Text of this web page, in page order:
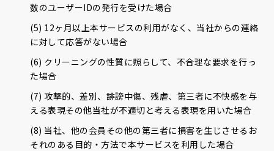
数のユーザーIDの発行を受けた場合
(5) 12ヶ月以上本サービスの利用がなく、当社からの連絡
に対して応答がない場合
(6) クリーニングの性質に照らして、不合理な要求を行っ
た場合
(7) 攻撃的、差別、誹謗中傷、残虐、第三者に不快感を与
える表現その他当社が不適切と考える表現を用いた場合
(8) 当社、他の会員その他の第三者に損害を生じさせるお
それのある目的・方法で本サービスを利用した場合